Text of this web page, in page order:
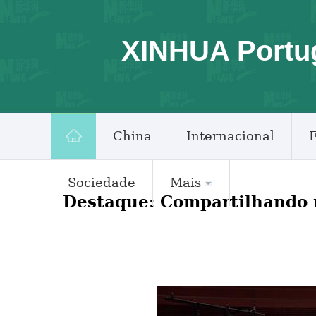
XINHUA
China Internacional
Sociedade Mais
Destaque: